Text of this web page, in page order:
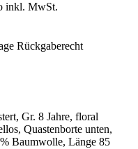
inkl. MwSt.
Rückgaberecht
Gr. 8 Jahre, floral
Quastenborte unten,
Baumwolle, Länge 85